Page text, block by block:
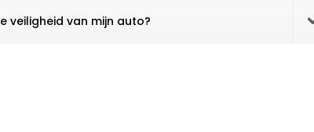
veiligheid van mijn auto?